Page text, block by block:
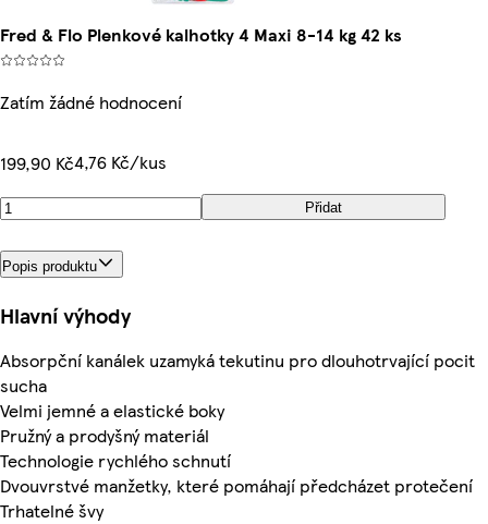
Fred & Flo Plenkové kalhotky 4 Maxi 8-14 kg 42 ks
Zatím žádné hodnocení
199,90 Kč4,76 Kč/kus
Přidat
Popis produktu
Hlavní výhody
Absorpční kanálek uzamyká tekutinu pro dlouhotrvající pocit
sucha
Velmi jemné a elastické boky
Pružný a prodyšný materiál
Technologie rychlého schnutí
Dvouvrstvé manžetky, které pomáhají předcházet protečení
Trhatelné švy